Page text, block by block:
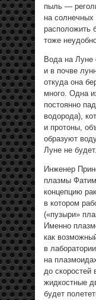
пыль —
на солнечных
расположить
тоже
Вода на Луне
и в почве
откуда она
много. Одна
постоянно
водорода),
и протоны,
образуют
Луне не будет.
Инженер
плазмы
концепцию
в котором
(«пузыри»
Именно
как
в
на
до
жидкостные
будет